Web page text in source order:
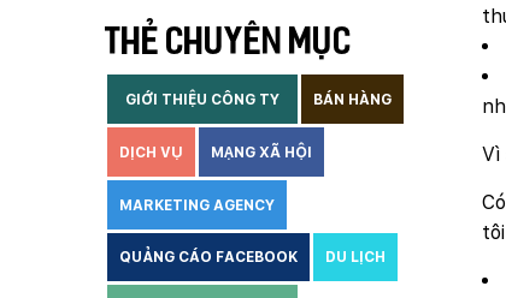
Vì
THẺ CHUYÊN MỤC
GIỚI THIỆU CÔNG TY BÁN HÀNG
DỊCH VỤ MẠNG XÃ HỘI
MARKETING AGENCY
QUẢNG CÁO FACEBOOK DU LỊCH